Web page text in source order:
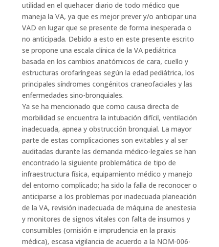
utilidad en el quehacer diario de todo médico que
maneja la VA, ya que es mejor prever y/o anticipar una
VAD en lugar que se presente de forma inesperada o
no anticipada. Debido a esto en este presente escrito
se propone una escala clínica de la VA pediátrica
basada en los cambios anatómicos de cara, cuello y
estructuras orofaríngeas según la edad pediátrica, los
principales síndromes congénitos craneofaciales y las
enfermedades sino-bronquiales.
Ya se ha mencionado que como causa directa de
morbilidad se encuentra la intubación difícil, ventilación
inadecuada, apnea y obstrucción bronquial. La mayor
parte de estas complicaciones son evitables y al ser
auditadas durante las demanda médico-legales se han
encontrado la siguiente problemática de tipo de
infraestructura física, equipamiento médico y manejo
del entorno complicado; ha sido la falla de reconocer o
anticiparse a los problemas por inadecuada planeación
de la VA, revisión inadecuada de máquina de anestesia
y monitores de signos vitales con falta de insumos y
consumibles (omisión e imprudencia en la praxis
médica), escasa vigilancia de acuerdo a la NOM-006-